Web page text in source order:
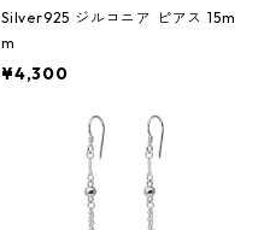
Silver925 ジルコニア ピアス 15m
m
¥4,300